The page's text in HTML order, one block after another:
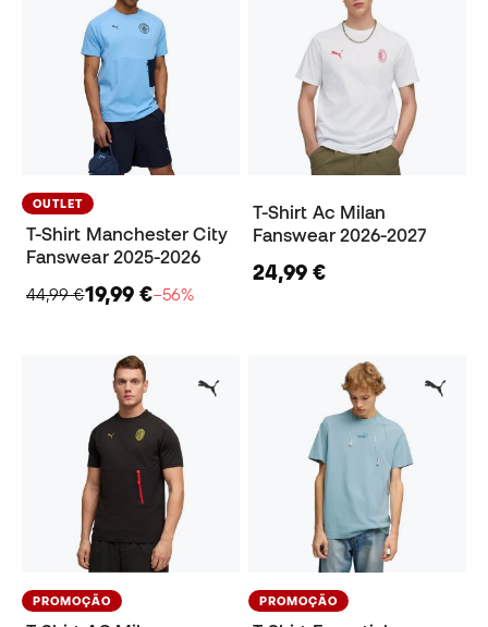
OUTLET
T-Shirt Manchester City
Fanswear 2025-2026
44,99 €19,99 €−56%
T-Shirt Ac Milan
Fanswear 2026-2027
24,99 €
PROMOÇÃO PROMOÇÃO